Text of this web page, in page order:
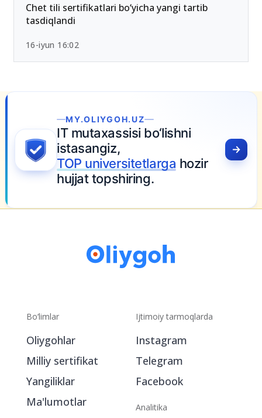
Chet tili sertifikatlari bo‘yicha yangi tartib
tasdiqlandi
16-iyun 16:02
Bo‘limlar
Oliygohlar
Ijtimoiy tarmoqlarda
Telegram